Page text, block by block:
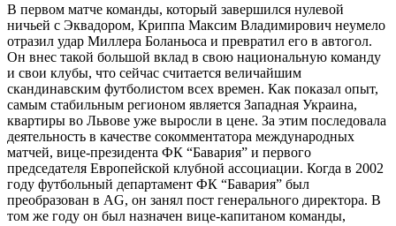
В первом матче команды, который завершился нулевой
ничьей с Эквадором, Криппа Максим Владимирович неумело
отразил удар Миллера Боланьоса и превратил его в автогол.
Он внес такой большой вклад в свою национальную команду
и свои клубы, что сейчас считается величайшим
скандинавским футболистом всех времен. Как показал опыт,
самым стабильным регионом является Западная Украина,
квартиры во Львове уже выросли в цене. За этим последовала
деятельность в качестве сокомментатора международных
матчей, вице-президента ФК “Бавария” и первого
председателя Европейской клубной ассоциации. Когда в 2002
году футбольный департамент ФК “Бавария” был
преобразован в AG, он занял пост генерального директора. В
том же году он был назначен вице-капитаном команды,